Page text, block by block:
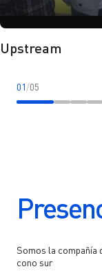
Upstream
01/05
Somos la compañía
cono sur